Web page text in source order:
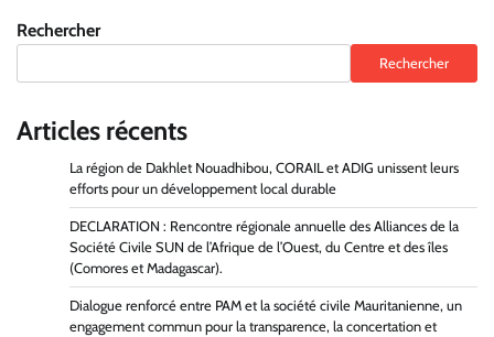
Rechercher
Rechercher
Articles récents
La région de Dakhlet Nouadhibou, CORAIL et ADIG unissent leurs
efforts pour un développement local durable
DECLARATION : Rencontre régionale annuelle des Alliances de la
Société Civile SUN de l’Afrique de l’Ouest, du Centre et des îles
(Comores et Madagascar).
Dialogue renforcé entre PAM et la société civile Mauritanienne, un
engagement commun pour la transparence, la concertation et